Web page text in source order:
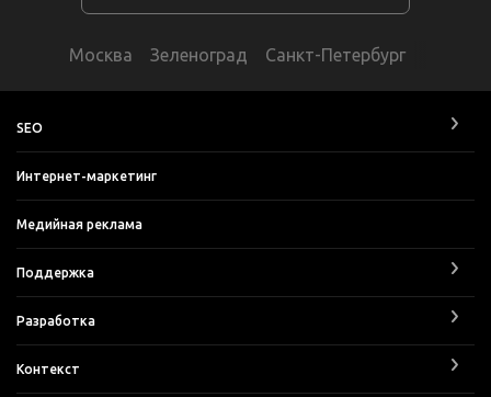
Москва Зеленоград Санкт-Петербург
SEO
Интернет-маркетинг
Медийная реклама
Поддержка
Разработка
Контекст